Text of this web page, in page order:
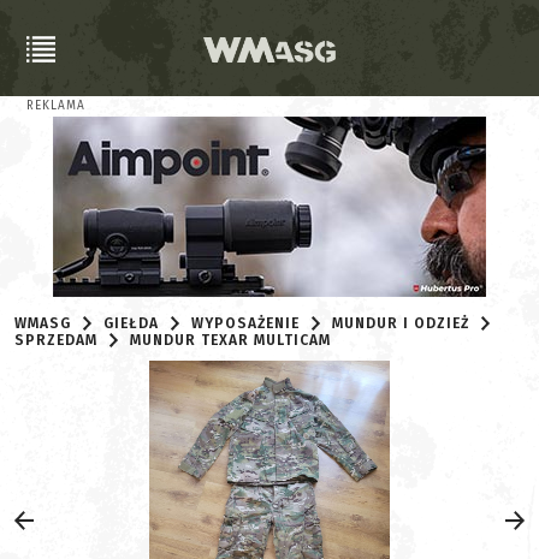
REKLAMA
WMASG GIEŁDA WYPOSAŻENIE
MUNDUR I ODZIEŻ
SPRZEDAM
MUNDUR TEXAR MULTICAM